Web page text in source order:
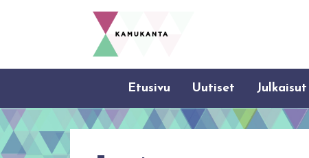
Etusivu Uutiset Julkaisut